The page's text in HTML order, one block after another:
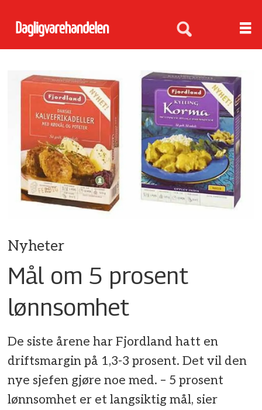
Nyheter
Mål om 5 prosent
lønnsomhet
De siste årene har Fjordland hatt en
driftsmargin på 1,3-3 prosent. Det vil den
nye sjefen gjøre noe med. – 5 prosent
lønnsomhet er et langsiktig mål, sier